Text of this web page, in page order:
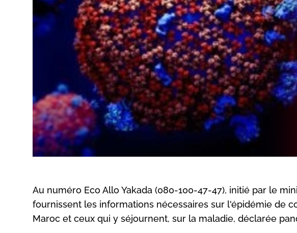
Au numéro Eco Allo Yakada (080-100-47-47), initié par le
fournissent les informations nécessaires sur l'épidémie de
Maroc et ceux qui y séjournent, sur la maladie, déclarée